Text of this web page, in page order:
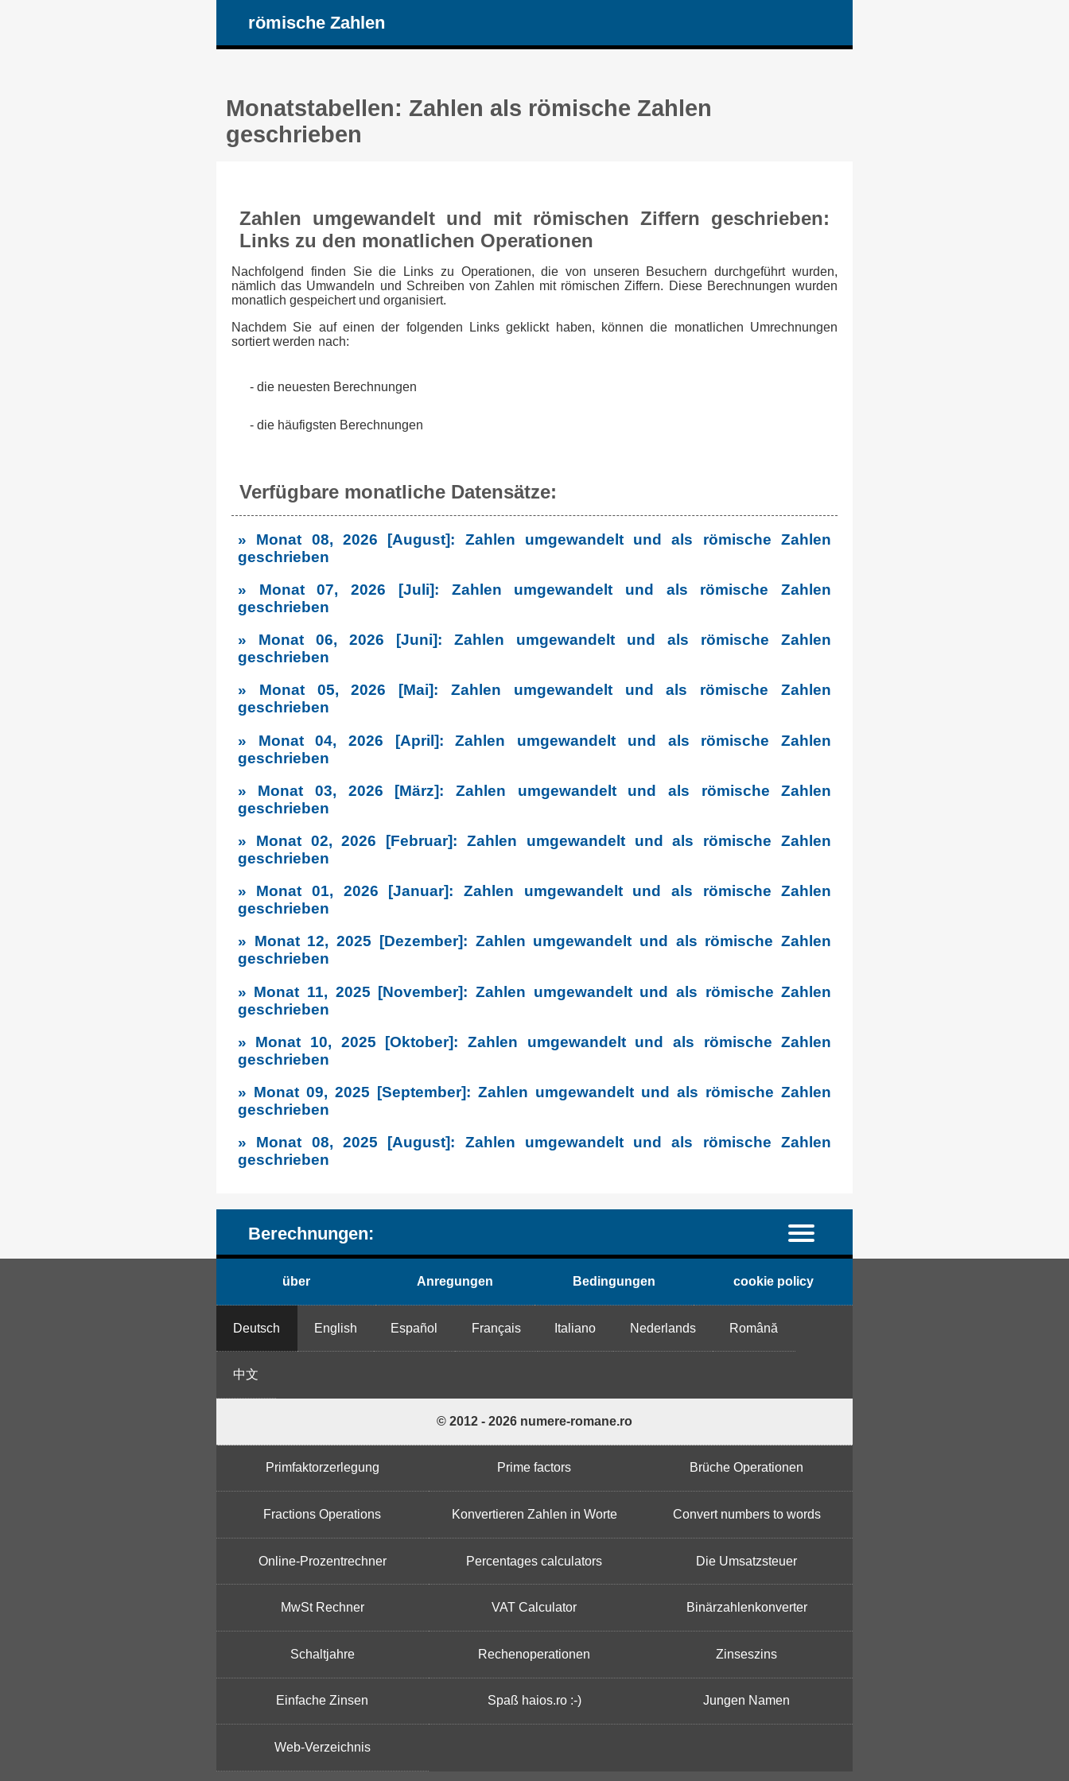
römische Zahlen
Monatstabellen: Zahlen als römische Zahlen
geschrieben
Zahlen umgewandelt und mit römischen Ziffern geschrieben:
Links zu den monatlichen Operationen
Nachfolgend finden Sie die Links zu Operationen, die von unseren Besuchern durchgeführt wurden,
nämlich das Umwandeln und Schreiben von Zahlen mit römischen Ziffern. Diese Berechnungen wurden
monatlich gespeichert und organisiert.
Nachdem Sie auf einen der folgenden Links geklickt haben, können die monatlichen Umrechnungen
sortiert werden nach:
- die neuesten Berechnungen
- die häufigsten Berechnungen
Verfügbare monatliche Datensätze:
» Monat 08, 2026 [August]: Zahlen umgewandelt und als römische Zahlen
geschrieben
» Monat 07, 2026 [Juli]: Zahlen umgewandelt und als römische Zahlen
geschrieben
» Monat 06, 2026 [Juni]: Zahlen umgewandelt und als römische Zahlen
geschrieben
» Monat 05, 2026 [Mai]: Zahlen umgewandelt und als römische Zahlen
geschrieben
» Monat 04, 2026 [April]: Zahlen umgewandelt und als römische Zahlen
geschrieben
» Monat 03, 2026 [März]: Zahlen umgewandelt und als römische Zahlen
geschrieben
» Monat 02, 2026 [Februar]: Zahlen umgewandelt und als römische Zahlen
geschrieben
» Monat 01, 2026 [Januar]: Zahlen umgewandelt und als römische Zahlen
geschrieben
» Monat 12, 2025 [Dezember]: Zahlen umgewandelt und als römische Zahlen
geschrieben
» Monat 11, 2025 [November]: Zahlen umgewandelt und als römische Zahlen
geschrieben
» Monat 10, 2025 [Oktober]: Zahlen umgewandelt und als römische Zahlen
geschrieben
» Monat 09, 2025 [September]: Zahlen umgewandelt und als römische Zahlen
geschrieben
» Monat 08, 2025 [August]: Zahlen umgewandelt und als römische Zahlen
geschrieben
Berechnungen:
über Anregungen Bedingungen cookie policy
Deutsch English Español Français Italiano Nederlands Română
中文
© 2012 - 2026 numere-romane.ro
Primfaktorzerlegung Prime factors Brüche Operationen
Fractions Operations Konvertieren Zahlen in Worte Convert numbers to words
Online-Prozentrechner Percentages calculators Die Umsatzsteuer
MwSt Rechner VAT Calculator Binärzahlenkonverter
Schaltjahre Rechenoperationen Zinseszins
Einfache Zinsen Spaß haios.ro :-) Jungen Namen
Web-Verzeichnis